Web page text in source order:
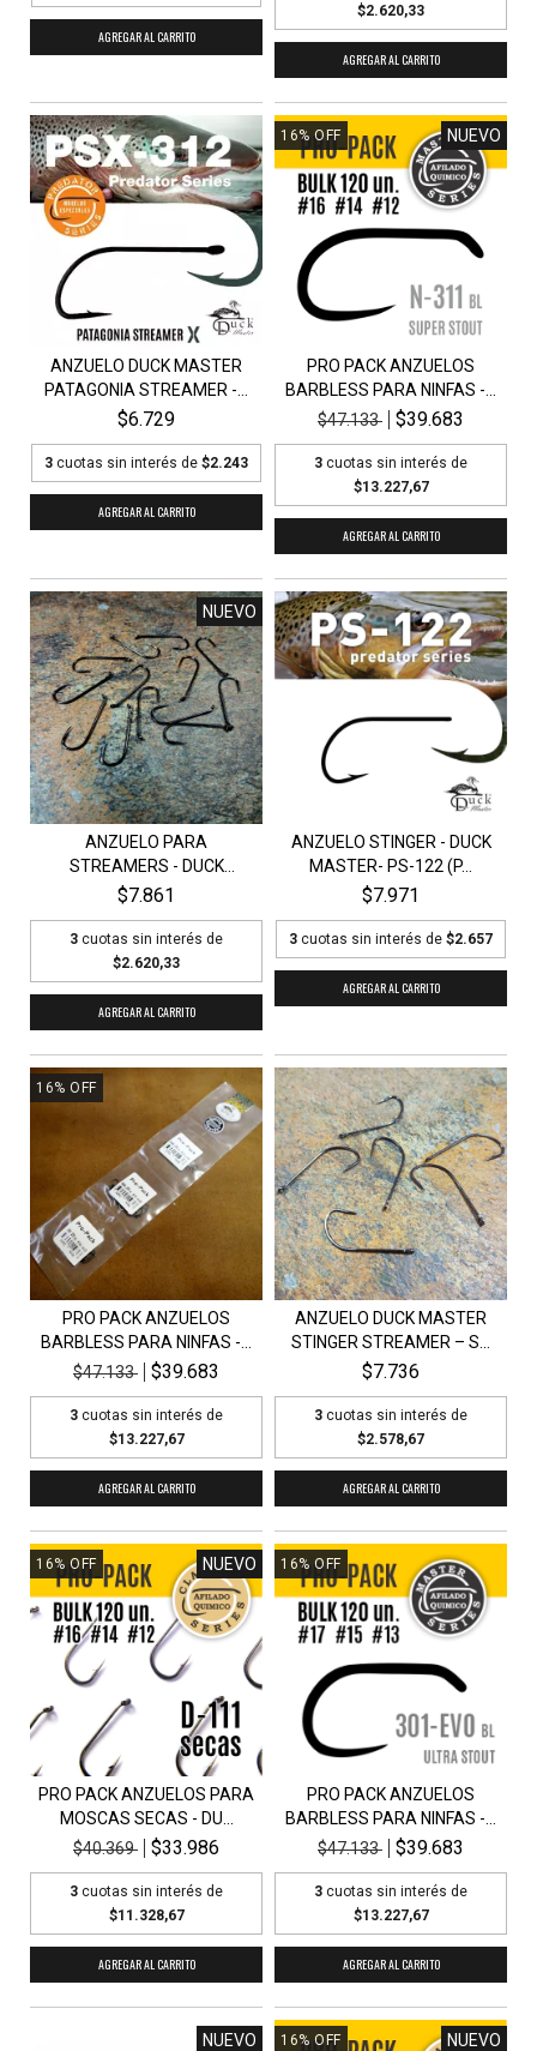
AGREGAR AL CARRITO
$2.620,33
AGREGAR AL CARRITO
ANZUELO DUCK MASTER
PATAGONIA STREAMER -...
$6.729
3 cuotas sin interés de $2.243
AGREGAR AL CARRITO
16% OFF NUEVO
PRO PACK ANZUELOS
BARBLESS PARA NINFAS -...
$47.133
$39.683
3 cuotas sin interés de
$13.227,67
NUEVO
ANZUELO PARA
STREAMERS - DUCK
MASTER S24...
$7.861
3 cuotas sin interés de
$2.620,33
AGREGAR AL CARRITO
ANZUELO STINGER - DUCK
MASTER- PS-122 (P...
$7.971
3 cuotas sin interés de $2.657
AGREGAR AL CARRITO
16% OFF
PRO PACK ANZUELOS
BARBLESS PARA NINFAS -...
$47.133
$39.683
3 cuotas sin interés de
$13.227,67
ANZUELO DUCK MASTER
STINGER STREAMER – S...
$7.736
3 cuotas sin interés de
$2.578,67
AGREGAR AL CARRITO
16% OFF NUEVO
PRO PACK ANZUELOS PARA
MOSCAS SECAS - DU...
$40.369
$33.986
3 cuotas sin interés de
$11.328,67
16% OFF
PRO PACK ANZUELOS
BARBLESS PARA NINFAS -...
$47.133
$39.683
3 cuotas sin interés de
$13.227,67
NUEVO 16% OFF NUEVO